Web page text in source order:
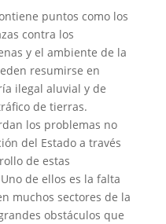
puntos como los
contra los
y el ambiente de la
resumirse en
ilegal aluvial y de
de tierras.
los problemas no
del Estado a través
de estas
de ellos es la falta
muchos sectores de la
obstáculos que